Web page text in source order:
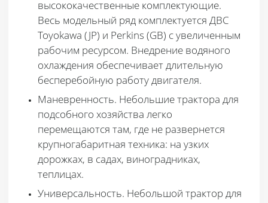
высококачественные комплектующие.
Весь модельный ряд комплектуется ДВС
Toyokawa (JP) и Perkins (GB) с увеличенным
рабочим ресурсом. Внедрение водяного
охлаждения обеспечивает длительную
бесперебойную работу двигателя.
Маневренность. Небольшие трактора для
подсобного хозяйства легко
перемещаются там, где не развернется
крупногабаритная техника: на узких
дорожках, в садах, виноградниках,
теплицах.
Универсальность. Небольшой трактор для